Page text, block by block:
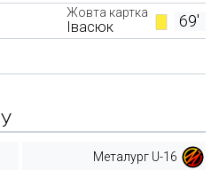
69'
Жовта картка
Івасюк
Металург U-16